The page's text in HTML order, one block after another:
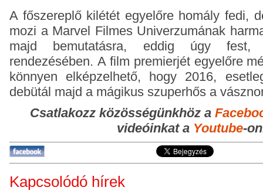
A főszereplő kilétét egyelőre homály fedi,
mozi a Marvel Filmes Univerzumának
majd bemutatásra, eddig úgy fest,
rendezésében. A film premierjét egyelőre
könnyen elképzelhető, hogy 2016,
debütál majd a mágikus szuperhős a
Csatlakozz közösségünkhöz a
videóinkat a Youtube-
Kapcsolódó hírek